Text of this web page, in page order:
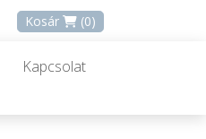
Kosár (0)
Kapcsolat